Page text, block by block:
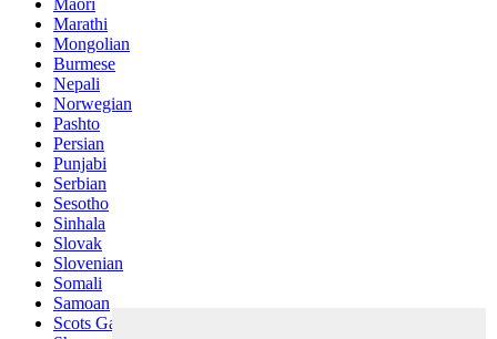
Maori
Marathi
Mongolian
Burmese
Nepali
Norwegian
Pashto
Persian
Punjabi
Serbian
Sesotho
Sinhala
Slovak
Slovenian
Somali
Samoan
Scots Gaelic